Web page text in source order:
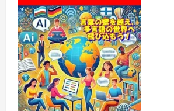
る
怒
ら
ず
に
わ
が
子
の
や
る
気
を